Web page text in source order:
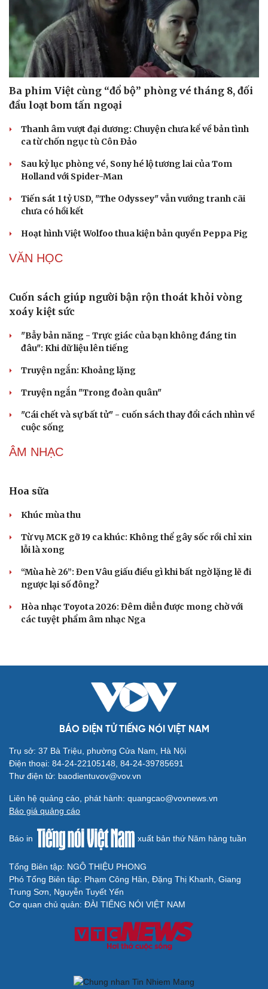
check-in
Cửa sổ tình yêu
Kể chuyện cho bé
Hạt giống tâm hồn
5 hạng mục nhiều người hối tiếc vì bỏ qua khi cải
tạo nhà
Thấy rắn trong nhà, đừng vội đuổi bắt
6 kiểu ghế sofa khiến phòng khách trông lỗi thời, nên
thay sớm
7 màu sơn trần nhà được chuyên gia nội thất yêu thích
Thú cưng có bị stress vì nhà bừa bộn?
SÂN KHẤU - ĐIỆN ẢNH
Ba phim Việt cùng “đổ bộ” phòng vé tháng 8, đối
đầu loạt bom tấn ngoại
Thanh âm vượt đại dương: Chuyện chưa kể về bản tình
ca từ chốn ngục tù Côn Đảo
Sau kỷ lục phòng vé, Sony hé lộ tương lai của Tom
Holland với Spider-Man
Tiến sát 1 tỷ USD, "The Odyssey" vẫn vướng tranh cãi
Hoạt hình Việt Wolfoo thua kiện bản quyền Peppa Pig
VĂN HỌC
Cuốn sách giúp người bận rộn thoát khỏi vòng
"Bẫy bản năng - Trực giác của bạn không đáng tin
đâu": Khi dữ liệu lên tiếng
Truyện ngắn: Khoảng lặng
Truyện ngắn "Trong đoàn quân"
"Cái chết và sự bất tử" - cuốn sách thay đổi cách nhìn về
cuộc sống
ÂM NHẠC